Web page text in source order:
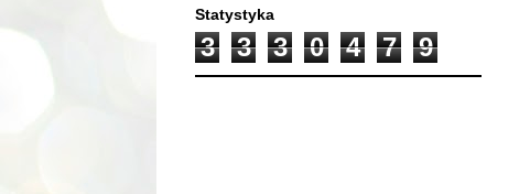
Statystyka
3 3 3 0 4 7 9